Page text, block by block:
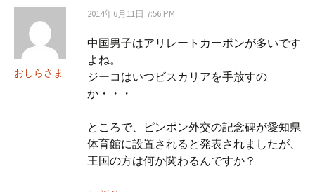
おしらさま
2014年6月11日 7:56 PM
中国男子はアリレートカーボンが多いです
よね。
ジーコはいつビスカリアを手放すの
か・・・
ところで、ピンポン外交の記念碑が愛知県
体育館に設置されると発表されましたが、
王国の方は何か関わるんですか？